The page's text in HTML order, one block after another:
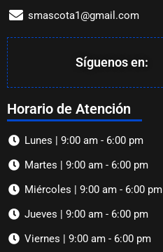
smascota1@gmail.com
Síguenos en:
Horario de Atención
Lunes | 9:00 am - 6:00 pm
Martes | 9:00 am - 6:00 pm
Miércoles | 9:00 am - 6:00 pm
Jueves | 9:00 am - 6:00 pm
Viernes | 9:00 am - 6:00 pm